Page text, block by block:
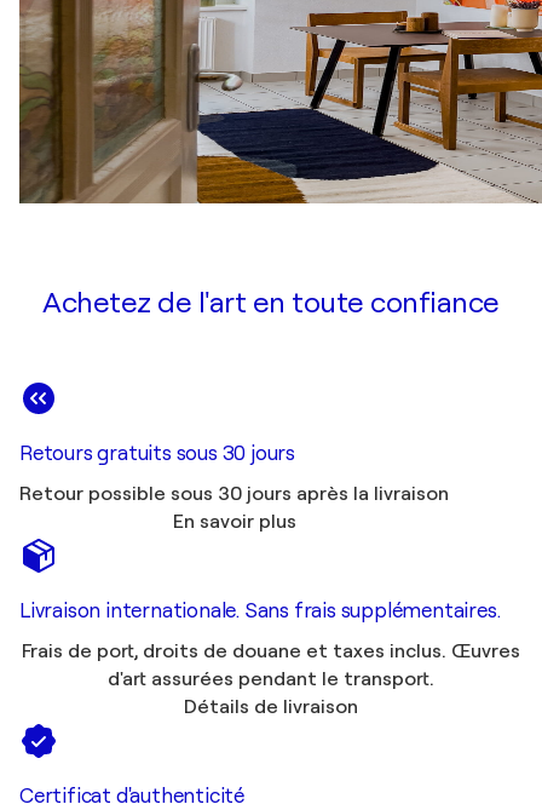
Achetez de l'art en toute confiance
Retours gratuits sous 30 jours
Retour possible sous 30 jours après la livraison
En savoir plus
Livraison internationale. Sans frais supplémentaires.
Frais de port, droits de douane et taxes inclus. Œuvres
d'art assurées pendant le transport.
Détails de livraison
Certificat d'authenticité